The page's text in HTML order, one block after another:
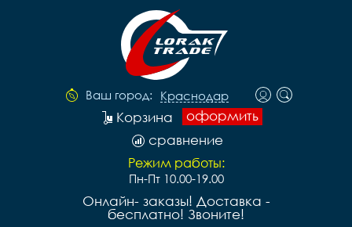
Ваш город: Краснодар
оформить
Корзина
сравнение
Режим работы:
Пн-Пт 10.00-19.00
Онлайн- заказы! Доставка -
бесплатно! Звоните!